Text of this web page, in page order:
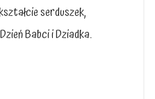
serduszek,
Babci i Dziadka.